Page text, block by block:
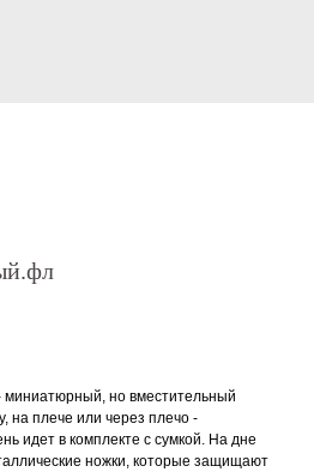
но вместительный
на плече или через плечо -
идет в комплекте с сумкой. На дне
ножки, которые защищают